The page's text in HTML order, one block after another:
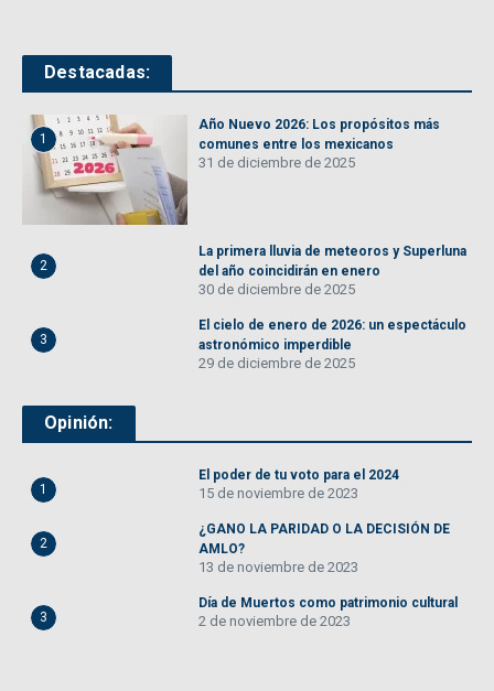
Destacadas:
1
Año Nuevo 2026: Los propósitos más
comunes entre los mexicanos
31 de diciembre de 2025
2
La primera lluvia de meteoros y Superluna
del año coincidirán en enero
30 de diciembre de 2025
3
El cielo de enero de 2026: un espectáculo
astronómico imperdible
29 de diciembre de 2025
Opinión:
1
El poder de tu voto para el 2024
15 de noviembre de 2023
2
¿GANO LA PARIDAD O LA DECISIÓN DE
AMLO?
13 de noviembre de 2023
3
Día de Muertos como patrimonio cultural
2 de noviembre de 2023